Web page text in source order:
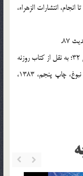
انتشارات الزهراء،
[3] . ر.ك: رجالي تهراني، عليرضا، قبض روح، ص 32؛ به نقل از كتاب روزنه
اي به جهان ديگر، ترجمه احمد تابنده، انتشارات نبوغ، چاپ پنجم، 1383،